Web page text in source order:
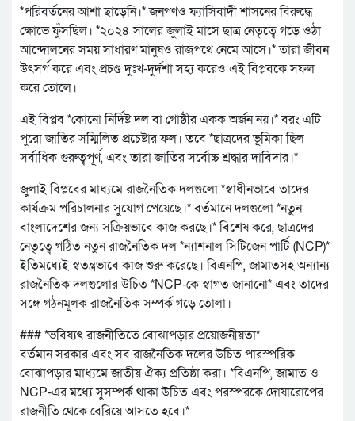
*পরিবর্তনের আশা ছাড়েনি।* জনগণও ফ্যাসিবাদী শাসনের বিরুদ্ধে
ক্ষোভে ফুঁসছিল। *২০২৪ সালের জুলাই মাসে ছাত্র নেতৃত্বে গড়ে ওঠা
আন্দোলনের সময় সাধারণ মানুষও রাজপথে নেমে আসে।* তারা জীবন
উৎসর্গ করে এবং প্রচণ্ড দুঃখ-দুর্দশা সহ্য করেও এই বিপ্লবকে সফল
করে তোলে।
এই বিপ্লব *কোনো নির্দিষ্ট দল বা গোষ্ঠীর একক অর্জন নয়।* বরং এটি
পুরো জাতির সম্মিলিত প্রচেষ্টার ফল। তবে *ছাত্রদের ভূমিকা ছিল
সর্বাধিক গুরুত্বপূর্ণ, এবং তারা জাতির সর্বোচ্চ শ্রদ্ধার দাবিদার।*
জুলাই বিপ্লবের মাধ্যমে রাজনৈতিক দলগুলো *স্বাধীনভাবে তাদের
কার্যক্রম পরিচালনার সুযোগ পেয়েছে।* বর্তমানে দলগুলো *নতুন
বাংলাদেশের জন্য সক্রিয়ভাবে কাজ করছে।* বিশেষ করে, ছাত্রদের
নেতৃত্বে গঠিত নতুন রাজনৈতিক দল *ন্যাশনাল সিটিজেন পার্টি (NCP)*
ইতিমধ্যেই স্বতন্ত্রভাবে কাজ শুরু করেছে। বিএনপি, জামাতসহ অন্যান্য
রাজনৈতিক দলগুলোর উচিত *NCP-কে স্বাগত জানানো* এবং তাদের
সঙ্গে গঠনমূলক রাজনৈতিক সম্পর্ক গড়ে তোলা।
### *ভবিষ্যৎ রাজনীতিতে বোঝাপড়ার প্রয়োজনীয়তা*
বর্তমান সরকার এবং সব রাজনৈতিক দলের উচিত পারস্পরিক
বোঝাপড়ার মাধ্যমে জাতীয় ঐক্য প্রতিষ্ঠা করা। *বিএনপি, জামাত ও
NCP-এর মধ্যে সুসম্পর্ক থাকা উচিত এবং পরস্পরকে দোষারোপের
রাজনীতি থেকে বেরিয়ে আসতে হবে।*